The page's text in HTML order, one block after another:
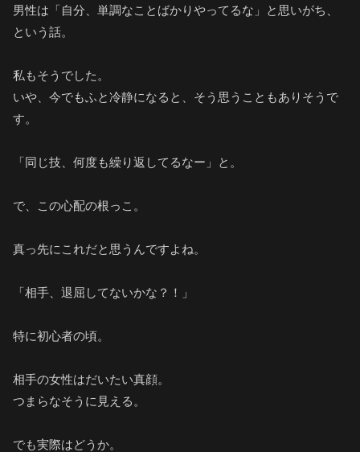
男性は「自分、単調なことばかりやってるな」と思いがち、
という話。
私もそうでした。
いや、今でもふと冷静になると、そう思うこともありそうで
す。
「同じ技、何度も繰り返してるなー」と。
で、この心配の根っこ。
真っ先にこれだと思うんですよね。
「相手、退屈してないかな？！」
特に初心者の頃。
相手の女性はだいたい真顔。
つまらなそうに見える。
でも実際はどうか。